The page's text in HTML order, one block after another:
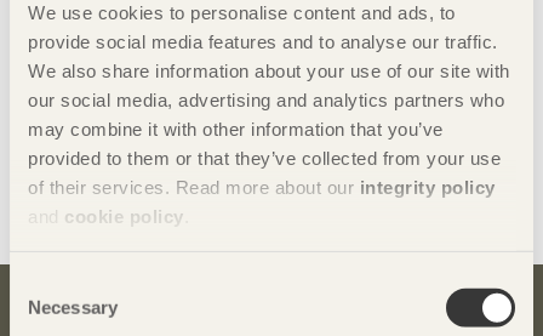
We use cookies to personalise content and ads, to
provide social media features and to analyse our traffic.
We also share information about your use of our site with
our social media, advertising and analytics partners who
may combine it with other information that you’ve
provided to them or that they’ve collected from your use
of their services. Read more about our integrity policy
and cookie policy
Selection
Necessary
Alla byggbeskrivningarna finns också på
webbplatsenbyggbeskrivningar.se. Där finns även en
interaktiv tjänst som ger möjlighet att måttanpassa
utvändiga byggprojekt efter egna förutsättningar samt
skriva ut arbetsritningar, materialspecifikationer och
underlag för bygglovsansökan.
Dela denna sida: